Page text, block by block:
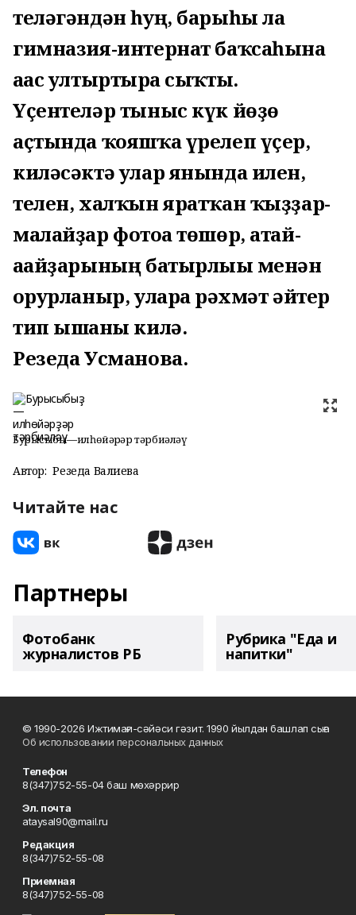
теләгәндән һуң, барыһы ла
гимназия-интернат баҡсаһына
ағас ултыртырға сыҡты.
Үҫентеләр тыныс күк йөҙө
аҫтында ҡояшҡа үрелеп үҫер,
киләсәктә улар янында илен,
телен, халҡын яратҡан ҡыҙҙар-
малайҙар фотоға төшөр, атай-
ағайҙарының батырлығы менән
ғорурланыр, уларға рәхмәт әйтер
тип ышанғы килә.
Резеда Усманова.
Бурысыбыҙ—илһөйәрҙәр тәрбиәләү
Автор: Резеда Валиева
Читайте нас
Партнеры
Фотобанк
журналистов РБ
Рубрика "Еда и
напитки"
© 1990-2026 Ижтимағи-сәйәси гәзит. 1990 йылдан башлап сыға
Об использовании персональных данных
Телефон
8(347)752-55-04 баш мөхәррир
Эл. почта
ataysal90@mail.ru
Редакция
8(347)752-55-08
Приемная
8(347)752-55-08